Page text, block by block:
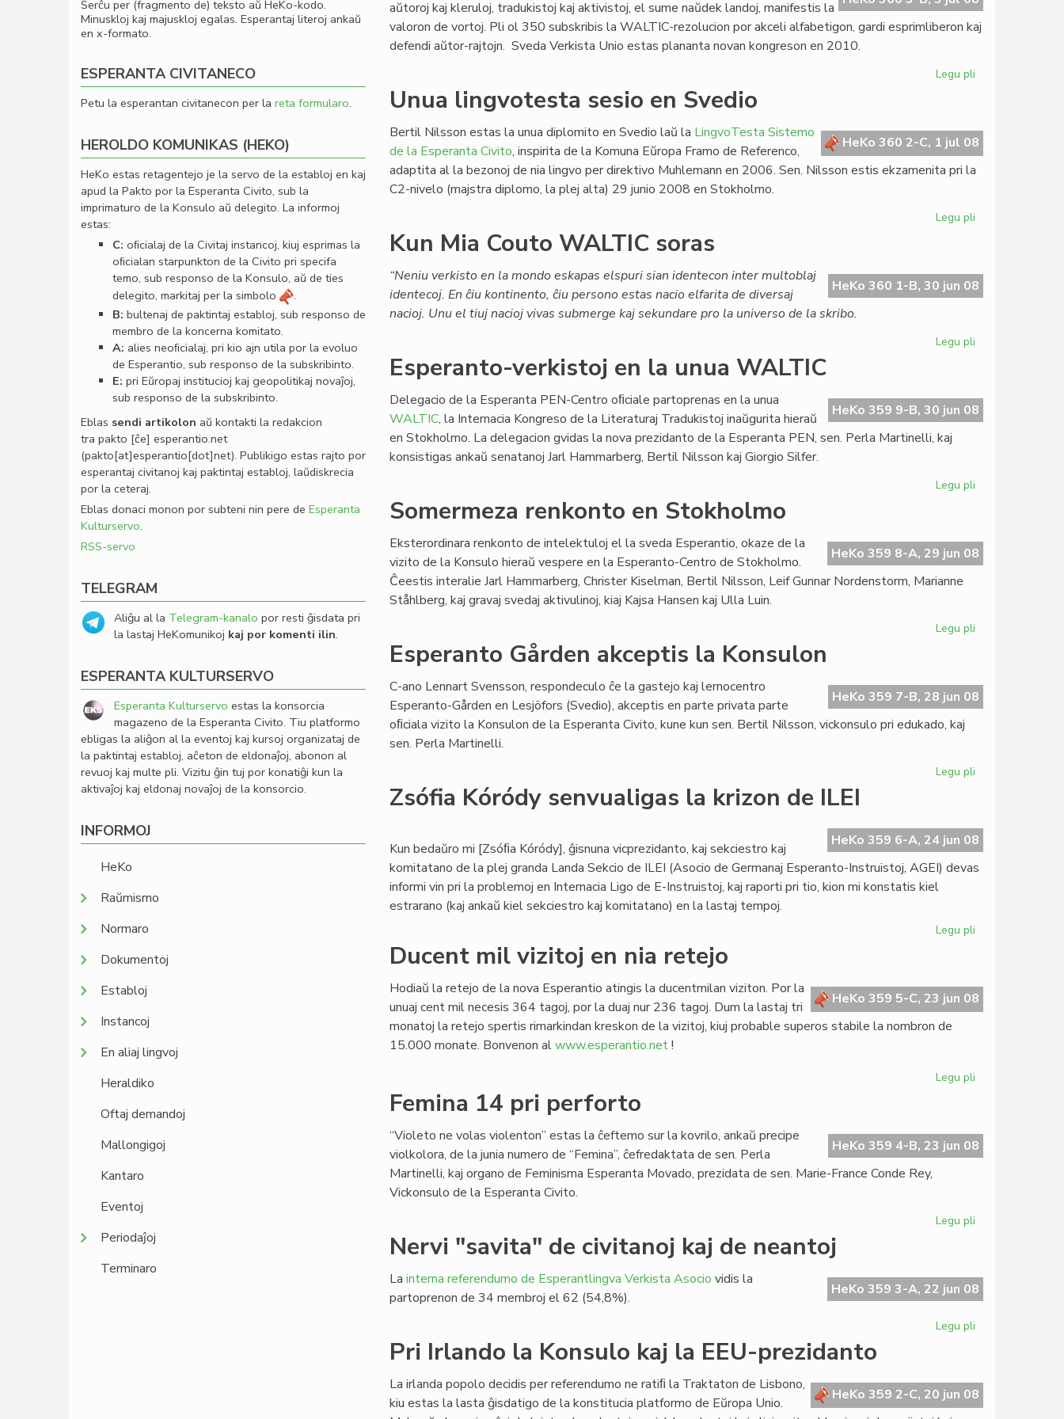
aŭtoroj kaj kleruloj, tradukistoj kaj aktivistoj, el sume naŭdek landoj, manifestis la
valoron de vortoj. Pli ol 350 subskribis la WALTIC-rezolucion por akceli alfabetigon, gardi esprimliberon kaj
defendi aŭtor-rajtojn. Sveda Verkista Unio estas plananta novan kongreson en 2010.
Legu pli
Unua lingvotesta sesio en Svedio
HeKo 360 2-C, 1 jul 08
Bertil Nilsson estas la unua diplomito en Svedio laŭ la LingvoTesta Sistemo
de la Esperanta Civito, inspirita de la Komuna Eŭropa Framo de Referenco,
adaptita al la bezonoj de nia lingvo per direktivo Muhlemann en 2006. Sen. Nilsson estis ekzamenita pri la
C2-nivelo (majstra diplomo, la plej alta) 29 junio 2008 en Stokholmo.
Legu pli
en
Svedio
Kun Mia Couto WALTIC soras
HeKo 360 1-B, 30 jun 08
“Neniu verkisto en la mondo eskapas elspuri sian identecon inter multoblaj
identecoj. En ĉiu kontinento, ĉiu persono estas nacio elfarita de diversaj
nacioj. Unu el tiuj nacioj vivas submerge kaj sekundare pro la universo de la skribo.
Legu pli
WALTIC
soras
Esperanto-verkistoj en la unua WALTIC
HeKo 359 9-B, 30 jun 08
Delegacio de la Esperanta PEN-Centro oﬁciale partoprenas en la unua
WALTIC, la Internacia Kongreso de la Literaturaj Tradukistoj inaŭgurita hieraŭ
en Stokholmo. La delegacion gvidas la nova prezidanto de la Esperanta PEN, sen. Perla Martinelli, kaj
konsistigas ankaŭ senatanoj Jarl Hammarberg, Bertil Nilsson kaj Giorgio Silfer.
Legu pli
la
unua
Somermeza renkonto en Stokholmo
HeKo 359 8-A, 29 jun 08
Eksterordinara renkonto de intelektuloj el la sveda Esperantio, okaze de la
vizito de la Konsulo hieraŭ vespere en la Esperanto-Centro de Stokholmo.
Ĉeestis interalie Jarl Hammarberg, Christer Kiselman, Bertil Nilsson, Leif Gunnar Nordenstorm, Marianne
Ståhlberg, kaj gravaj svedaj aktivulinoj, kiaj Kajsa Hansen kaj Ulla Luin.
Legu pli
Stokholmo
Esperanto Gården akceptis la Konsulon
HeKo 359 7-B, 28 jun 08
C-ano Lennart Svensson, respondeculo ĉe la gastejo kaj lernocentro
Esperanto-Gården en Lesjöfors (Svedio), akceptis en parte privata parte
oﬁciala vizito la Konsulon de la Esperanta Civito, kune kun sen. Bertil Nilsson, vickonsulo pri edukado, kaj
sen. Perla Martinelli.
Legu pli
la
Konsulon
Zsófia Kóródy senvualigas la krizon de ILEI
HeKo 359 6-A, 24 jun 08
Kun bedaŭro mi [Zsóﬁa Kóródy], ĝisnuna vicprezidanto, kaj sekciestro kaj
komitatano de la plej granda Landa Sekcio de ILEI (Asocio de Germanaj Esperanto-Instruistoj, AGEI) devas
informi vin pri la problemoj en Internacia Ligo de E-Instruistoj, kaj raporti pri tio, kion mi konstatis kiel
estrarano (kaj ankaŭ kiel sekciestro kaj komitatano) en la lastaj tempoj.
Legu pli
la
krizon
Ducent mil vizitoj en nia retejo
HeKo 359 5-C, 23 jun 08
Hodiaŭ la retejo de la nova Esperantio atingis la ducentmilan viziton. Por la
unuaj cent mil necesis 364 tagoj, por la duaj nur 236 tagoj. Dum la lastaj tri
monatoj la retejo spertis rimarkindan kreskon de la vizitoj, kiuj probable superos stabile la nombron de
15.000 monate. Bonvenon alwww.esperantio.net!
Legu pli
en
nia
Femina 14 pri perforto
HeKo 359 4-B, 23 jun 08
“Violeto ne volas violenton” estas la ĉeftemo sur la kovrilo, ankaŭ precipe
violkolora, de la junia numero de “Femina”, ĉefredaktata de sen. Perla
Martinelli, kaj organo de Feminisma Esperanta Movado, prezidata de sen. Marie-France Conde Rey,
Vickonsulo de la Esperanta Civito.
Legu pli
perforto
Nervi "savita" de civitanoj kaj de neantoj
HeKo 359 3-A, 22 jun 08
La interna referendumo de Esperantlingva Verkista Asocio vidis la
partoprenon de 34 membroj el 62 (54,8%).
Legu pli
civitanoj
kaj
Pri Irlando la Konsulo kaj la EEU-prezidanto
HeKo 359 2-C, 20 jun 08
La irlanda popolo decidis per referendumo ne ratiﬁ la Traktaton de Lisbono,
kiu estas la lasta ĝisdatigo de la konstitucia platformo de Eŭropa Unio.
Serĉu per (fragmento de) teksto aŭ HeKo-kodo.
Minuskloj kaj majuskloj egalas. Esperantaj literoj ankaŭ
en x-formato.
ESPERANTA CIVITANECO
Petu la esperantan civitanecon per la reta formularo.
HEROLDO KOMUNIKAS (HEKO)
HeKo estas retagentejo je la servo de la establoj en kaj
apud la Pakto por la Esperanta Civito, sub la
imprimaturo de la Konsulo aŭ delegito. La informoj
estas:
C: oﬁcialaj de la Civitaj instancoj, kiuj esprimas la
oﬁcialan starpunkton de la Civito pri specifa
temo, sub responso de la Konsulo, aŭ de ties
delegito, markitaj per la simbolo
.
B: bultenaj de paktintaj establoj, sub responso de
membro de la koncerna komitato.
A: alies neoﬁcialaj, pri kio ajn utila por la evoluo
de Esperantio, sub responso de la subskribinto.
E: pri Eŭropaj institucioj kaj geopolitikaj novaĵoj,
sub responso de la subskribinto.
Eblas sendi artikolon aŭ kontakti la redakcion
tra pakto [ĉe] esperantio.net
(pakto[at]esperantio[dot]net). Publikigo estas rajto por
esperantaj civitanoj kaj paktintaj establoj, laŭdiskrecia
por la ceteraj.
Eblas donaci monon por subteni nin pere de Esperanta
Kulturservo.
RSS-servo
TELEGRAM
Aliĝu al la Telegram-kanalo por resti ĝisdata pri
la lastaj HeKomunikoj kaj por komenti ilin.
ESPERANTA KULTURSERVO
Esperanta Kulturservo estas la konsorcia
magazeno de la Esperanta Civito. Tiu platformo
ebligas la aliĝon al la eventoj kaj kursoj organizataj de
la paktintaj establoj, aĉeton de eldonaĵoj, abonon al
revuoj kaj multe pli. Vizitu ĝin tuj por konatiĝi kun la
aktivaĵoj kaj eldonaj novaĵoj de la konsorcio.
INFORMOJ
HeKo
Raŭmismo
Normaro
Dokumentoj
Establoj
Instancoj
En aliaj lingvoj
Heraldiko
Oftaj demandoj
Mallongigoj
Kantaro
Eventoj
Periodaĵoj
Terminaro